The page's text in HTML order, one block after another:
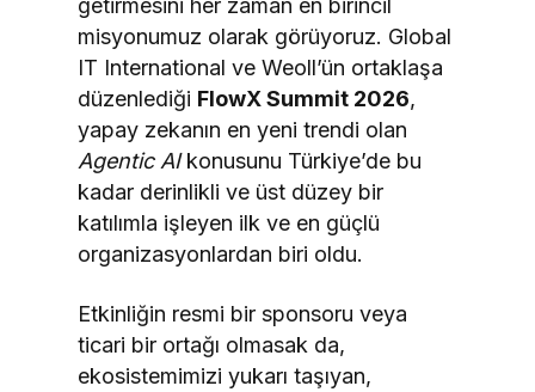
misyonumuz olarak görüyoruz. Global
IT International ve Weoll’ün ortaklaşa
düzenlediği FlowX Summit 2026,
yapay zekanın en yeni trendi olan
Agentic AIkonusunu Türkiye’de bu
kadar derinlikli ve üst düzey bir
katılımla işleyen ilk ve en güçlü
organizasyonlardan biri oldu.
Etkinliğin resmi bir sponsoru veya
ticari bir ortağı olmasak da,
ekosistemimizi yukarı taşıyan,